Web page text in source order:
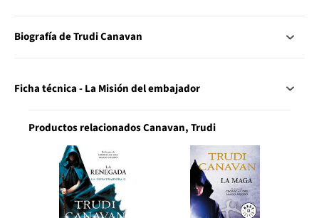
Biografía de Trudi Canavan
Ficha técnica - La Misión del embajador
Productos relacionados Canavan, Trudi